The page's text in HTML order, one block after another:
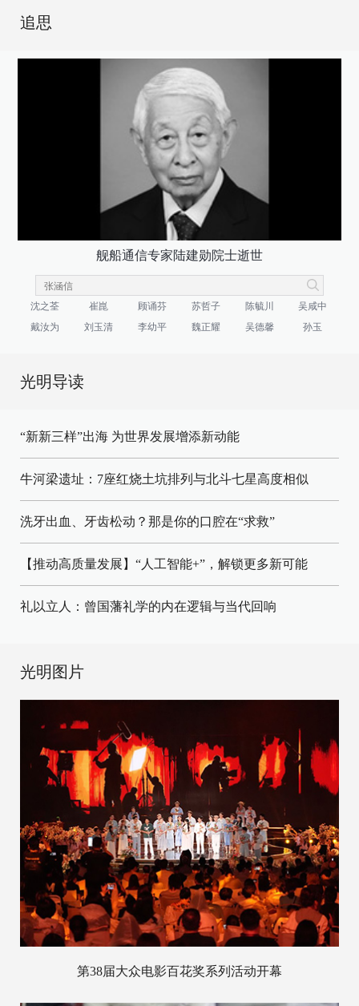
追思
舰船通信专家陆建勋院士逝世
沈之荃 崔崑 顾诵芬 苏哲子 陈毓川
吴咸中
戴汝为
刘玉清 李幼平 魏正耀 吴德馨 孙玉
光明导读
“新新三样”出海 为世界发展增添新动能
牛河梁遗址：7座红烧土坑排列与北斗七星高度相似
洗牙出血、牙齿松动？那是你的口腔在“求救”
【推动高质量发展】“人工智能+”，解锁更多新可能
礼以立人：曾国藩礼学的内在逻辑与当代回响
光明图片
第38届大众电影百花奖系列活动开幕